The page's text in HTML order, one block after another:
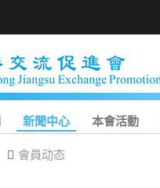
新聞中心 本會活動
會員动态